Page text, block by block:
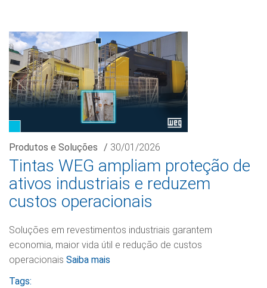
Produtos e Soluções / 30/01/2026
Tintas WEG ampliam proteção de
ativos industriais e reduzem
custos operacionais
Soluções em revestimentos industriais garantem
economia, maior vida útil e redução de custos
operacionais Saiba mais
Tags: